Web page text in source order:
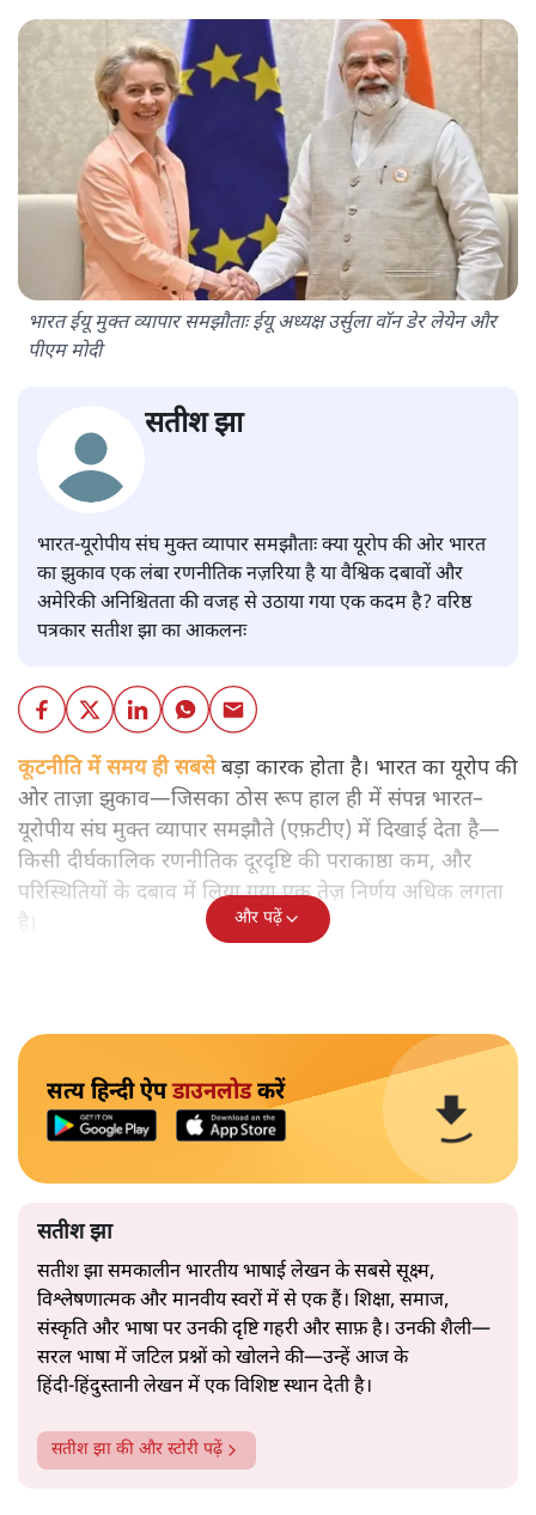
भारत ईयू मुक्त व्यापार समझौताः ईयू अध्यक्ष उर्सुला वॉन डेर लेयेन और
पीएम मोदी
सतीश झा
भारत-यूरोपीय संघ मुक्त व्यापार समझौताः क्या यूरोप की ओर भारत
का झुकाव एक लंबा रणनीतिक नज़रिया है या वैश्विक दबावों और
अमेरिकी अनिश्चितता की वजह से उठाया गया एक कदम है? वरिष्ठ
पत्रकार सतीश झा का आकलनः
कूटनीति में समय ही सबसेबड़ा कारक होता है। भारत का यूरोप की
ओर ताज़ा झुकाव—जिसका ठोस रूप हाल ही में संपन्न भारत–
यूरोपीय संघ मुक्त व्यापार समझौते (एफ़टीए) में दिखाई देता है—
किसी दीर्घकालिक रणनीतिक दूरदृष्टि की पराकाष्ठा कम, और
परिस्थितियों के दबाव में लिया गया एक तेज़ निर्णय अधिक लगता
है।
और पढ़ें
सत्य हिन्दी ऐपडाउनलोडकरें
सतीश झा
सतीश झा समकालीन भारतीय भाषाई लेखन के सबसे सूक्ष्म,
विश्लेषणात्मक और मानवीय स्वरों में से एक हैं। शिक्षा, समाज,
संस्कृति और भाषा पर उनकी दृष्टि गहरी और साफ़ है। उनकी शैली—
सरल भाषा में जटिल प्रश्नों को खोलने की—उन्हें आज के
हिंदी‑हिंदुस्तानी लेखन में एक विशिष्ट स्थान देती है।
सतीश झा की और स्टोरी पढ़ें